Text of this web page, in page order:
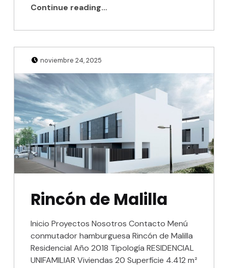
Continue reading…
Rincón de Malilla
Inicio Proyectos Nosotros Contacto Menú
conmutador hamburguesa Rincón de Malilla
Residencial Año 2018 Tipología RESIDENCIAL
UNIFAMILIAR Viviendas 20 Superfície 4.412 m²
Posted on:
noviembre 24, 2025